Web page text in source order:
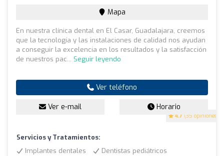
4.7 (35 opiniones)
Mapa
En nuestra clínica dental en El Casar, Guadalajara, creemos
que la tecnología y las instalaciones de calidad nos ayudan
a conseguir la excelencia en los resultados y la satisfacción
de nuestros pac... Seguir leyendo
Ver teléfono
Ver e-mail Horario
Servicios y Tratamientos:
Implantes dentales
Dentistas pediátricos